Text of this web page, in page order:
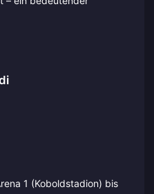
1 (Koboldstadion) bis